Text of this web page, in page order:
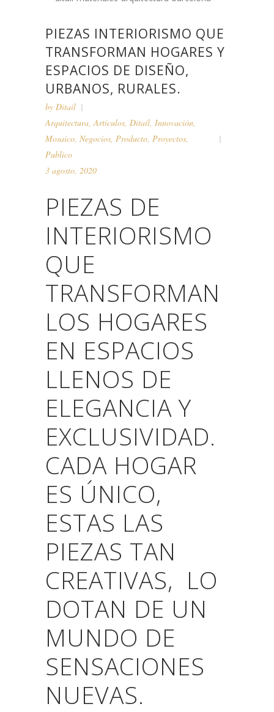
PIEZAS INTERIORISMO QUE
TRANSFORMAN HOGARES Y
ESPACIOS DE DISEÑO,
URBANOS, RURALES.
by Ditail
Arquitectura,Artículos, Ditail, Innovación,
Mosaico, Negocios, Producto, Proyectos,
Publico
3 agosto, 2020
PIEZAS DE
INTERIORISMO
QUE
TRANSFORMAN
LOS HOGARES
EN ESPACIOS
LLENOS DE
ELEGANCIA Y
EXCLUSIVIDAD.
CADA HOGAR
ES ÚNICO,
ESTAS LAS
PIEZAS TAN
CREATIVAS, LO
DOTAN DE UN
MUNDO DE
SENSACIONES
NUEVAS.